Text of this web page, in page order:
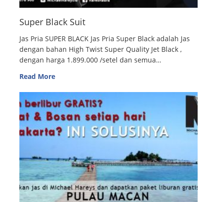
Super Black Suit
Jas Pria SUPER BLACK Jas Pria Super Black adalah Jas
dengan bahan High Twist Super Quality Jet Black ,
dengan harga 1.899.000 /setel dan semua…
Read More